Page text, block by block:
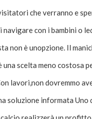
che verranno e
navigare con i bambini o
non è unopzione. Il
una scelta meno costosa
lavori,non dovremmo
soluzione informata Uno